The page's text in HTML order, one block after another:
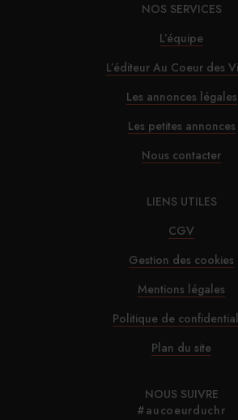
NOS SERVICES
L’équipe
L’éditeur Au Coeur des
Les annonces légales
Les petites annonces
Nous contacter
LIENS UTILES
CGV
Gestion des cookies
Mentions légales
Politique de
Plan du site
NOUS SUIVRE
#aucoeurduchr